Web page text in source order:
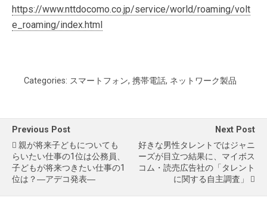
https://www.nttdocomo.co.jp/service/world/roaming/volt
e_roaming/index.html
Categories: スマートフォン, 携帯電話, ネットワーク製品
Previous Post
親が将来子どもについても
らいたい仕事の1位は公務員、
子どもが将来つきたい仕事の1
位は？―アデコ発表―
Next Post
好きな男性タレントではジャニ
ーズが目立つ結果に、マイボス
コム・読売広告社の「タレント
に関する自主調査」